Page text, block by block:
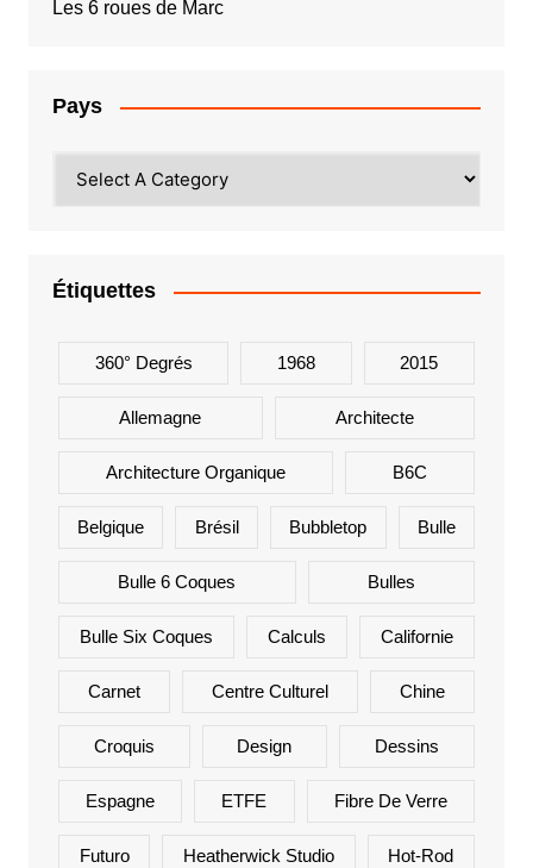
Les 6 roues de Marc
Pays
Étiquettes
360° Degrés 1968 2015
Allemagne Architecte
Architecture Organique B6C
Belgique Brésil Bubbletop Bulle
Bulle 6 Coques Bulles
Bulle Six Coques Calculs Californie
Carnet Centre Culturel Chine
Croquis Design Dessins
Espagne ETFE Fibre De Verre
Futuro Heatherwick Studio Hot-Rod